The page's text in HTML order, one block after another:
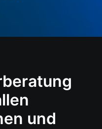
und